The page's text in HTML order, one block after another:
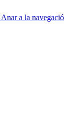
Anar a la navegació